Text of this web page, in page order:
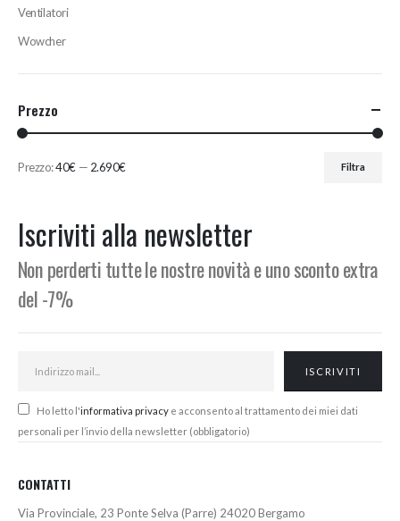
Ventilatori
Wowcher
Prezzo
Filtra
Prezzo:40€ — 2.690€
Iscriviti alla newsletter
Non perderti tutte le nostre novità e uno sconto extra
del -7%
Ho letto l'informativa privacy e acconsento al trattamento dei miei dati
personali per l’invio della newsletter (obbligatorio)
CONTATTI
Via Provinciale, 23 Ponte Selva (Parre) 24020 Bergamo